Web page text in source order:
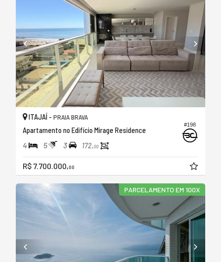
#198
ITAJAÍ - PRAIA BRAVA
Apartamento no Edifício Mirage Residence
4 5 3 172,00
R$ 7.700.000,00
PARCELAMENTO EM 100X